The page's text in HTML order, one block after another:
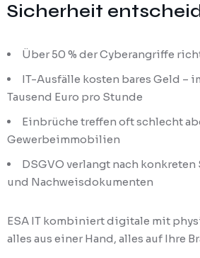
Sicherheit
Über 50 % der Cyberangriffe
IT-Ausfälle kosten bares Geld –
Tausend Euro pro Stunde
Einbrüche treffen oft schlecht
Gewerbeimmobilien
DSGVO verlangt nach
und Nachweisdokumenten
ESA IT kombiniert digitale mit
alles aus einer Hand, alles auf Ihre